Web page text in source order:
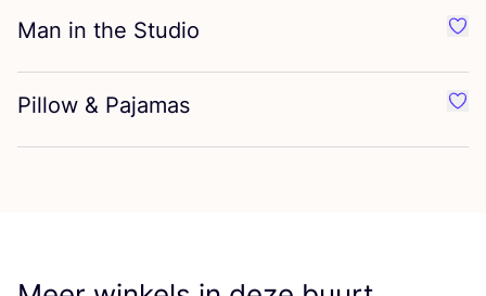
Man in the Studio
Pillow & Pajamas